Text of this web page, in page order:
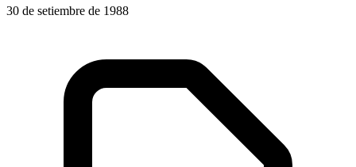
30 de setiembre de 1988